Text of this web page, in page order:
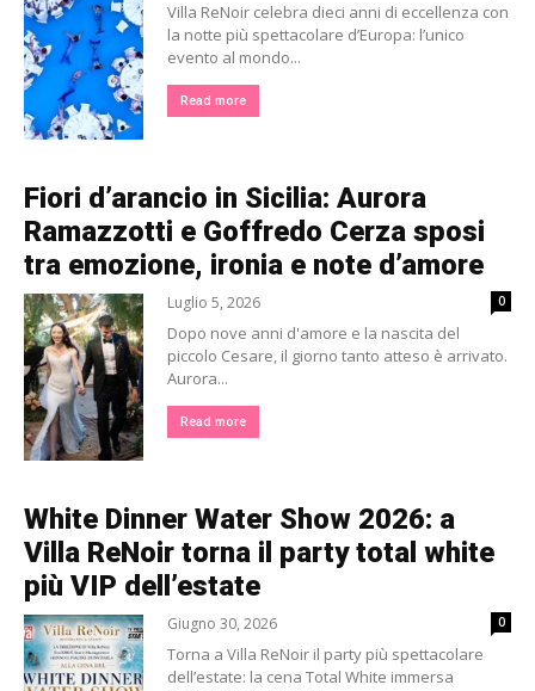
Villa ReNoir celebra dieci anni di eccellenza con
la notte più spettacolare d’Europa: l’unico
evento al mondo...
Read more
Fiori d’arancio in Sicilia: Aurora
Ramazzotti e Goffredo Cerza sposi
tra emozione, ironia e note d’amore
Luglio 5, 2026 0
Dopo nove anni d'amore e la nascita del
piccolo Cesare, il giorno tanto atteso è arrivato.
Aurora...
Read more
White Dinner Water Show 2026: a
Villa ReNoir torna il party total white
più VIP dell’estate
Giugno 30, 2026 0
Torna a Villa ReNoir il party più spettacolare
dell’estate: la cena Total White immersa